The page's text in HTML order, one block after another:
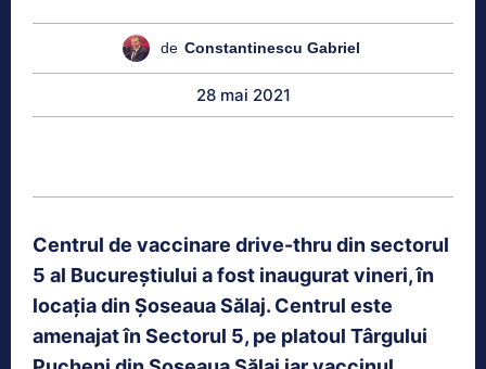
de Constantinescu Gabriel
28 mai 2021
Centrul de vaccinare drive-thru din sectorul
5 al Bucureștiului a fost inaugurat vineri, în
locația din Șoseaua Sălaj. Centrul este
amenajat în Sectorul 5, pe platoul Târgului